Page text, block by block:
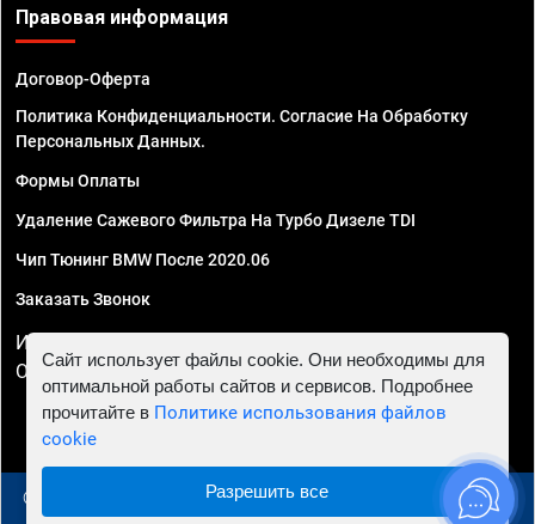
Правовая информация
Договор-Оферта
Политика Конфиденциальности. Согласие На Обработку
Персональных Данных.
Формы Оплаты
Удаление Сажевого Фильтра На Турбо Дизеле TDI
Чип Тюнинг BMW После 2020.06
Заказать Звонок
ИП Смирнов Георгий Павлович. ИНН 781302555843,
ОГРНИП 324470400032610
© 2010 - 2026 Чип тюнинг в Самаре - Автосервис "Евро
Сайт использует файлы cookie. Они необходимы для
оптимальной работы сайтов и сервисов. Подробнее
прочитайте в Политике использования файлов
cookie
Разрешить все